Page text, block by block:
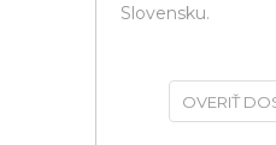
Slovensku.
OVERIŤ